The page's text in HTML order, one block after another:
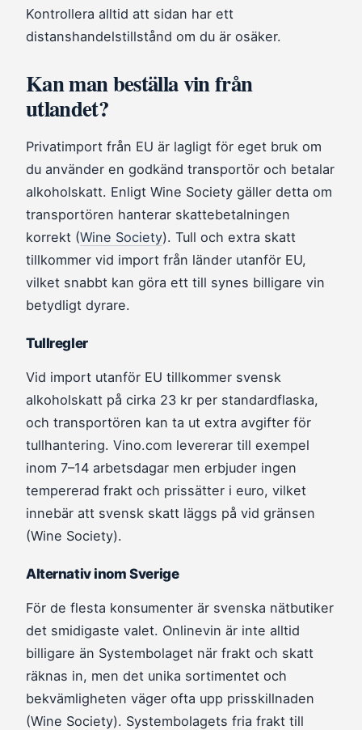
Kontrollera alltid att sidan har ett
distanshandelstillstånd om du är osäker.
Kan man beställa vin från
utlandet?
Privatimport från EU är lagligt för eget bruk om
du använder en godkänd transportör och betalar
alkoholskatt. Enligt Wine Society gäller detta om
transportören hanterar skattebetalningen
korrekt (Wine Society). Tull och extra skatt
tillkommer vid import från länder utanför EU,
vilket snabbt kan göra ett till synes billigare vin
betydligt dyrare.
Tullregler
Vid import utanför EU tillkommer svensk
alkoholskatt på cirka 23 kr per standardflaska,
och transportören kan ta ut extra avgifter för
tullhantering. Vino.com levererar till exempel
inom 7–14 arbetsdagar men erbjuder ingen
tempererad frakt och prissätter i euro, vilket
innebär att svensk skatt läggs på vid gränsen
(Wine Society).
Alternativ inom Sverige
För de flesta konsumenter är svenska nätbutiker
det smidigaste valet. Onlinevin är inte alltid
billigare än Systembolaget när frakt och skatt
räknas in, men det unika sortimentet och
bekvämligheten väger ofta upp prisskillnaden
(Wine Society). Systembolagets fria frakt till